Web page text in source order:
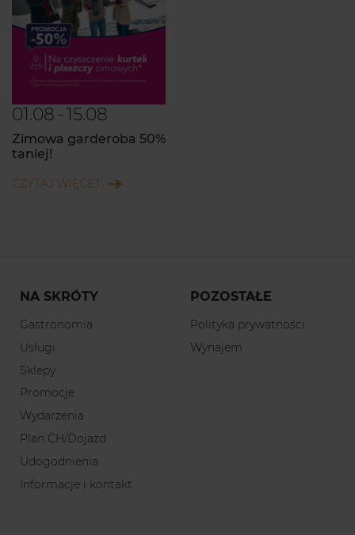
01.08 -15.08
Zimowa garderoba 50%
taniej!
CZYTAJ WIĘCEJ
NA SKRÓTY
Gastronomia
Usługi
Sklepy
Promocje
Wydarzenia
Plan CH/Dojazd
Udogodnienia
Informacje i kontakt
POZOSTAŁE
Polityka prywatności
Wynajem